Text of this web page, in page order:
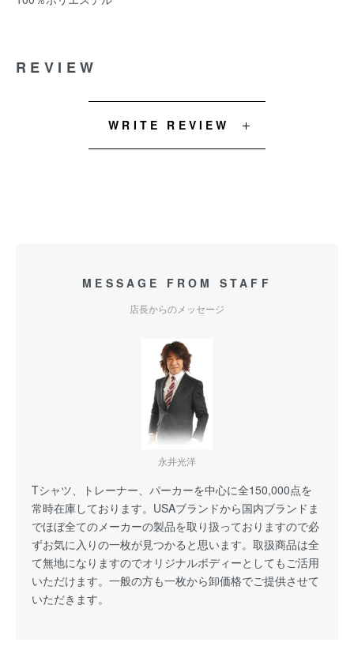
REVIEW
WRITE REVIEW
MESSAGE FROM STAFF
店長からのメッセージ
永井光洋
Tシャツ、トレーナー、パーカーを中心に全150,000点を
常時在庫しております。USAブランドから国内ブランドま
でほぼ全てのメーカーの製品を取り扱っておりますので必
ずお気に入りの一枚が見つかると思います。取扱商品は全
て無地になりますのでオリジナルボディーとしてもご活用
いただけます。一般の方も一枚から卸価格でご提供させて
いただきます。